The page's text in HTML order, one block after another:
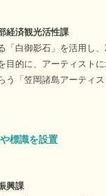
経済観光活性課
「白御影石」を活用し
目的に、アーティスト
う「笠岡諸島アーティ
標識を設置
興課